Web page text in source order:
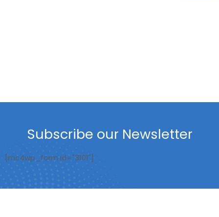
Subscribe our Newsletter
[mc4wp_form id="3101"]